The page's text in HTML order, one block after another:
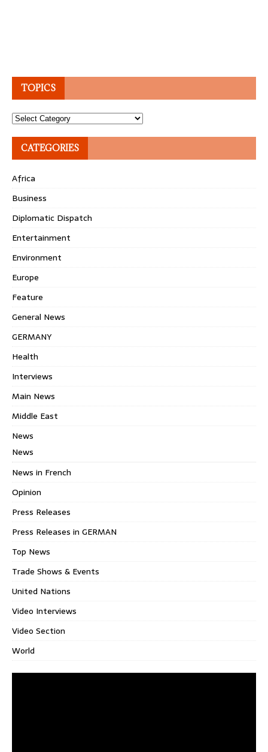
TOPICS
Topics
CATEGORIES
Africa
Business
Diplomatic Dispatch
Entertainment
Environment
Europe
Feature
General News
GERMANY
Health
Interviews
Main News
Middle East
News
News
News in French
Opinion
Press Releases
Press Releases in GERMAN
Top News
Trade Shows & Events
United Nations
Video Interviews
Video Section
World